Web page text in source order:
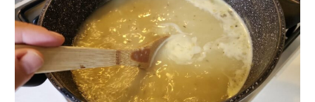
11
Calendrier
de
l’Avent
Recette